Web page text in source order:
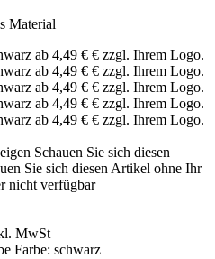
Material
Schauen Sie sich diesen
Sie sich diesen Artikel ohne Ihr
nicht verfügbar
MwSt
Farbe: schwarz